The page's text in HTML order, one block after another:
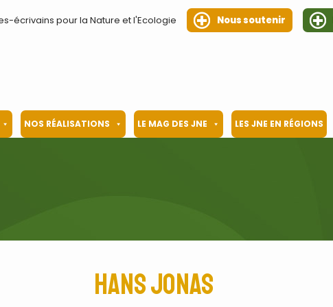
écrivains pour la Nature et l'Ecologie Nous soutenir
NOS RÉALISATIONS LE MAG DES JNE LES JNE EN RÉGIONS
Hans Jonas